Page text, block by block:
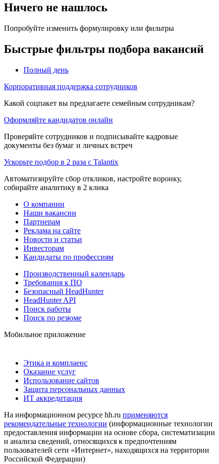
Ничего не нашлось
Попробуйте изменить формулировку или фильтры
Быстрые фильтры подбора вакансий
Полный день
Корпоративная поддержка сотрудников
Какой соцпакет вы предлагаете семейным сотрудникам?
Оформляйте кандидатов онлайн
Проверяйте сотрудников и подписывайте кадровые
документы без бумаг и личных встреч
Ускорьте подбор в 2 раза с Talantix
Автоматизируйте сбор откликов, настройте воронку,
собирайте аналитику в 2 клика
О компании
Наши вакансии
Партнерам
Реклама на сайте
Новости и статьи
Инвесторам
Кандидаты по профессиям
Производственный календарь
Требования к ПО
Безопасный HeadHunter
HeadHunter API
Поиск работы
Поиск по резюме
Мобильное приложение
Этика и комплаенс
Оказание услуг
Использование сайтов
Защита персональных данных
ИТ аккредитация
На информационном ресурсе hh.ru применяются
рекомендательные технологии (информационные технологии
предоставления информации на основе сбора, систематизации
и анализа сведений, относящихся к предпочтениям
пользователей сети «Интернет», находящихся на территории
Российской Федерации)